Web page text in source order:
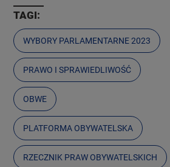
TAGI:
WYBORY PARLAMENTARNE 2023
PRAWO I SPRAWIEDLIWOŚĆ
OBWE
PLATFORMA OBYWATELSKA
RZECZNIK PRAW OBYWATELSKICH